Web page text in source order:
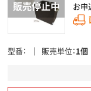
お申
型番 販売単位 1個